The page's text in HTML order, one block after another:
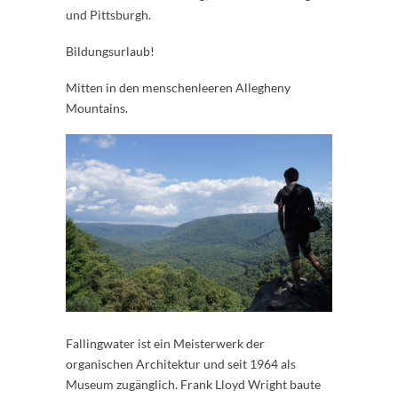
und Pittsburgh.
Bildungsurlaub!
Mitten in den menschenleeren Allegheny
Mountains.
Fallingwater ist ein Meisterwerk der
organischen Architektur und seit 1964 als
Museum zugänglich. Frank Lloyd Wright baute